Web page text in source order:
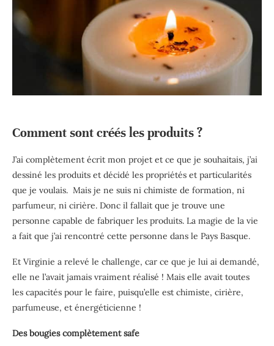
Comment sont créés les produits ?
J’ai complètement écrit mon projet et ce que je souhaitais, j’ai
dessiné les produits et décidé les propriétés et particularités
que je voulais. Mais je ne suis ni chimiste de formation, ni
parfumeur, ni cirière. Donc il fallait que je trouve une
personne capable de fabriquer les produits. La magie de la vie
a fait que j’ai rencontré cette personne dans le Pays Basque.
Et Virginie a relevé le challenge, car ce que je lui ai demandé,
elle ne l’avait jamais vraiment réalisé ! Mais elle avait toutes
les capacités pour le faire, puisqu’elle est chimiste, cirière,
parfumeuse, et énergéticienne !
Des bougies complètement safe